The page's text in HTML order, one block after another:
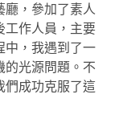
廳，參加了素人
工作人員，主要
中，我遇到了一
的光源問題。不
們成功克服了這